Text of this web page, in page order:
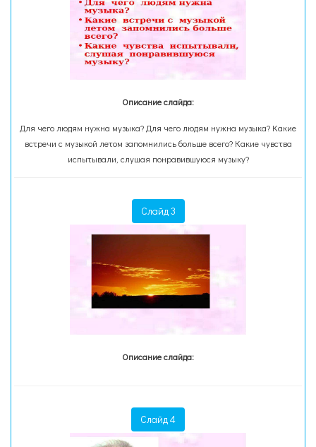
Описание слайда:
Для чего людям нужна музыка? Для чего людям нужна музыка? Какие
встречи с музыкой летом запомнились больше всего? Какие чувства
испытывали, слушая понравившуюся музыку?
Слайд 3
Описание слайда:
Слайд 4